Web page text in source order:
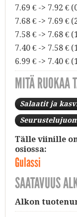
7.69 € -> 7.92 €
7.68 € -> 7.69 €
7.58 € -> 7.68 €
7.40 € -> 7.58 €
6.99 € -> 7.40 €
MITÄ RUOKAA
Salaatit ja
Tälle viinille
osiossa:
Gulassi
SAATAVUUS
Alkon